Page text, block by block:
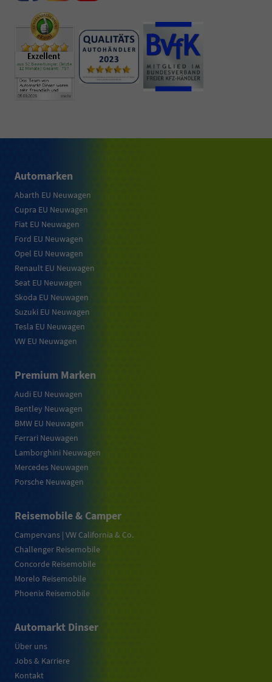
Automarken
Abarth EU Neuwagen
Cupra EU Neuwagen
Fiat EU Neuwagen
Ford EU Neuwagen
Opel EU Neuwagen
Renault EU Neuwagen
Seat EU Neuwagen
Skoda EU Neuwagen
Suzuki EU Neuwagen
Tesla EU Neuwagen
VW EU Neuwagen
Premium Marken
Audi EU Neuwagen
Bentley Neuwagen
BMW EU Neuwagen
Ferrari Neuwagen
Lamborghini Neuwagen
Mercedes Neuwagen
Porsche Neuwagen
Reisemobile & Camper
Campervans | VW California & Co.
Challenger Reisemobile
Concorde Reisemobile
Morelo Reisemobile
Phoenix Reisemobile
Automarkt Dinser
Über uns
Jobs & Karriere
Kontakt